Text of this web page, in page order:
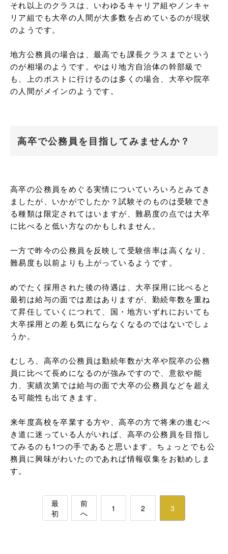
それ以上のクラスは、いわゆるキャリア組やノンキャ
リア組でも大卒の人間が大多数を占めているのが現状
のようです。
地方公務員の場合は、最高でも課長クラスまでという
のが相場のようです。やはり地方自治体の幹部級で
も、上のポストに行けるのは多くの場合、大卒や院卒
の人間がメインのようです。
高卒で公務員を目指してみませんか？
高卒の公務員をめぐる実情についていろいろとみてき
ましたが、いかがでしたか？試験そのものは受験でき
る種類は限定されてはいますが、難易度の点では大卒
に比べると低い方なのかもしれません。
一方で昨今の公務員を反映して受験倍率は高くなり、
難易度も以前よりも上がっているようです。
めでたく採用された後の待遇は、大卒採用に比べると
最初は給与の面では差はありますが、勤続年数を重ね
て昇任していくにつれて、国・地方いずれにおいても
大卒採用との差も気にならなくなるのではないでしょ
うか。
むしろ、高卒の公務員は勤続年数が大卒や院卒の公務
員に比べて長めになるのが強みですので、意欲や能
力、実績次第では給与の面で大卒の公務員などを超え
る可能性も出てきます。
来年度高校を卒業する方や、高卒の方で将来の進むべ
き道に迷っている人がいれば、高卒の公務員を目指し
てみるのも1つの手であると思います。ちょっとでも公
務員に興味がわいたのであれば情報収集をお勧めしま
す。
最
初
前
へ
1 2 3